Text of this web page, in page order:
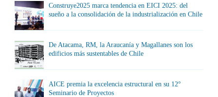
Construye2025 marca tendencia en EICI 2025: del
sueño a la consolidación de la industrialización en Chile
De Atacama, RM, la Araucanía y Magallanes son los
edificios más sustentables de Chile
AICE premia la excelencia estructural en su 12°
Seminario de Proyectos